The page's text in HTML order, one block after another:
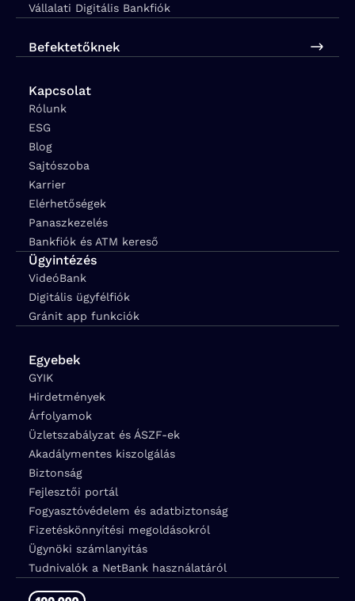
Vállalati Digitális Bankfiók
Befektetőknek
Kapcsolat
Rólunk
ESG
Blog
Sajtószoba
Karrier
Elérhetőségek
Panaszkezelés
Bankfiók és ATM kereső
Ügyintézés
VideóBank
Digitális ügyfélfiók
Gránit app funkciók
Egyebek
GYIK
Hirdetmények
Árfolyamok
Üzletszabályzat és ÁSZF-ek
Akadálymentes kiszolgálás
Biztonság
Fejlesztői portál
Fogyasztóvédelem és adatbiztonság
Fizetéskönnyítési megoldásokról
Ügynöki számlanyitás
Tudnivalók a NetBank használatáról